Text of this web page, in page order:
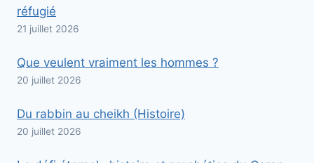
réfugié
21 juillet 2026
Que veulent vraiment les hommes ?
20 juillet 2026
Du rabbin au cheikh (Histoire)
20 juillet 2026